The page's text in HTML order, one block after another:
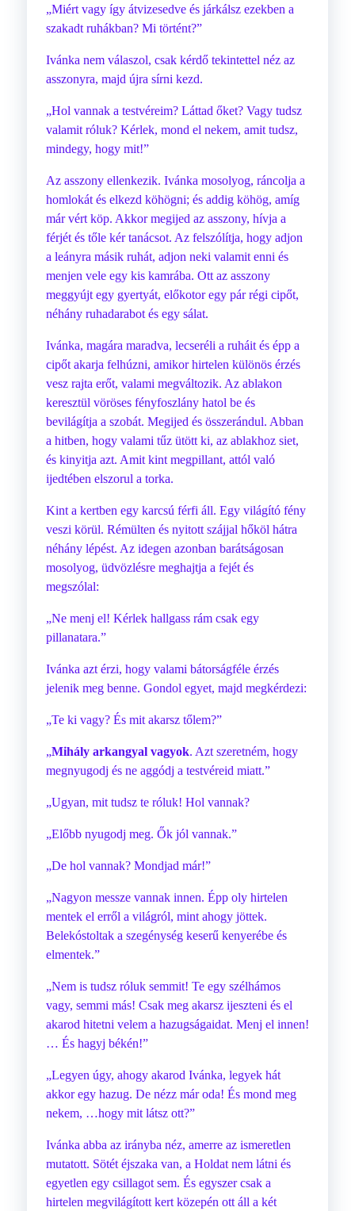
„Miért vagy így átvizesedve és járkálsz ezekben a
szakadt ruhákban? Mi történt?”
Ivánka nem válaszol, csak kérdő tekintettel néz az
asszonyra, majd újra sírni kezd.
„Hol vannak a testvéreim? Láttad őket? Vagy tudsz
valamit róluk? Kérlek, mond el nekem, amit tudsz,
mindegy, hogy mit!”
Az asszony ellenkezik. Ivánka mosolyog, ráncolja a
homlokát és elkezd köhögni; és addig köhög, amíg
már vért köp. Akkor megijed az asszony, hívja a
férjét és tőle kér tanácsot. Az felszólítja, hogy adjon
a leányra másik ruhát, adjon neki valamit enni és
menjen vele egy kis kamrába. Ott az asszony
meggyújt egy gyertyát, előkotor egy pár régi cipőt,
néhány ruhadarabot és egy sálat.
Ivánka, magára maradva, lecseréli a ruháit és épp a
cipőt akarja felhúzni, amikor hirtelen különös érzés
vesz rajta erőt, valami megváltozik. Az ablakon
keresztül vöröses fényfoszlány hatol be és
bevilágítja a szobát. Megijed és összerándul. Abban
a hitben, hogy valami tűz ütött ki, az ablakhoz siet,
és kinyitja azt. Amit kint megpillant, attól való
ijedtében elszorul a torka.
Kint a kertben egy karcsú férfi áll. Egy világító fény
veszi körül. Rémülten és nyitott szájjal hőköl hátra
néhány lépést. Az idegen azonban barátságosan
mosolyog, üdvözlésre meghajtja a fejét és
megszólal:
„Ne menj el! Kérlek hallgass rám csak egy
pillanatara.”
Ivánka azt érzi, hogy valami bátorságféle érzés
jelenik meg benne. Gondol egyet, majd megkérdezi:
„Te ki vagy? És mit akarsz tőlem?”
„Mihály arkangyal vagyok. Azt szeretném, hogy
megnyugodj és ne aggódj a testvéreid miatt.”
„Ugyan, mit tudsz te róluk! Hol vannak?
„Előbb nyugodj meg. Ők jól vannak.”
„De hol vannak? Mondjad már!”
„Nagyon messze vannak innen. Épp oly hirtelen
mentek el erről a világról, mint ahogy jöttek.
Belekóstoltak a szegénység keserű kenyerébe és
elmentek.”
„Nem is tudsz róluk semmit! Te egy szélhámos
vagy, semmi más! Csak meg akarsz ijeszteni és el
akarod hitetni velem a hazugságaidat. Menj el innen!
… És hagyj békén!”
„Legyen úgy, ahogy akarod Ivánka, legyek hát
akkor egy hazug. De nézz már oda! És mond meg
nekem, …hogy mit látsz ott?”
Ivánka abba az irányba néz, amerre az ismeretlen
mutatott. Sötét éjszaka van, a Holdat nem látni és
egyetlen egy csillagot sem. És egyszer csak a
hirtelen megvilágított kert közepén ott áll a két